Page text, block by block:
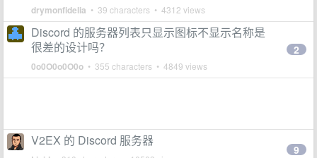
drymonfidelia • 39 characters • 4312 views
Discord 的服务器列表只显示图标不显示名称是
很差的设计吗？
0o0O0o0O0o • 355 characters • 4849 views
2
V2EX 的 Discord 服务器
9